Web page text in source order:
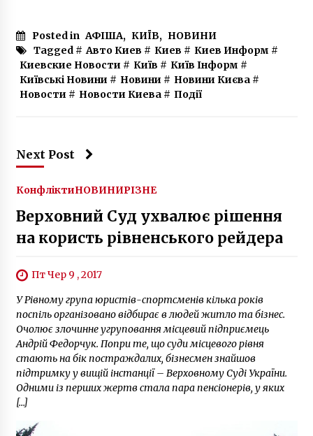
Posted in АФІША, КИЇВ, НОВИНИ
Tagged # Авто Киев # Киев # Киев Информ #
Киевские Новости # Київ # Київ Інформ #
Київські Новини # Новини # Новини Києва#
Новости # Новости Киева# Події
Next Post
КонфліктиНОВИНИРІЗНЕ
Верховний Суд ухвалює рішення
на користь рівненського рейдера
Пт Чер 9 , 2017
У Рівному група юристів-спортсменів кілька років
поспіль організовано відбирає в людей житло та бізнес.
Очолює злочинне угруповання місцевий підприємець
Андрій Федорчук. Попри те, що суди місцевого рівня
стають на бік постраждалих, бізнесмен знайшов
підтримку у вищій інстанції – Верховному Суді України.
Одними із перших жертв стала пара пенсіонерів, у яких
[…]